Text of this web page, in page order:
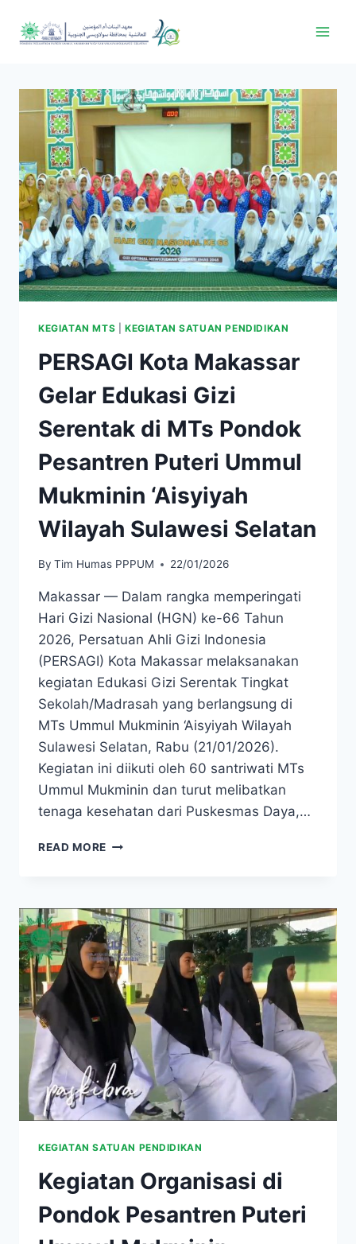
KEGIATAN MTS KEGIATAN SATUAN PENDIDIKAN
PERSAGI Kota Makassar
Gelar Edukasi Gizi
Serentak di MTs Pondok
Pesantren Puteri Ummul
Mukminin ‘Aisyiyah
Wilayah Sulawesi Selatan
By Tim Humas PPPUM 22/01/2026
Makassar — Dalam rangka memperingati
Hari Gizi Nasional (HGN) ke-66 Tahun
2026, Persatuan Ahli Gizi Indonesia
(PERSAGI) Kota Makassar melaksanakan
kegiatan Edukasi Gizi Serentak Tingkat
Sekolah/Madrasah yang berlangsung di
MTs Ummul Mukminin ‘Aisyiyah Wilayah
Sulawesi Selatan, Rabu (21/01/2026).
Kegiatan ini diikuti oleh 60 santriwati MTs
Ummul Mukminin dan turut melibatkan
tenaga kesehatan dari Puskesmas Daya,…
READ MORE
KEGIATAN SATUAN PENDIDIKAN
Kegiatan Organisasi di
Pondok Pesantren Puteri